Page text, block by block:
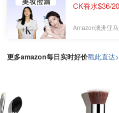
CK香水$36/
Amazon澳洲亚
更多amazon每日实时好价戳此直达